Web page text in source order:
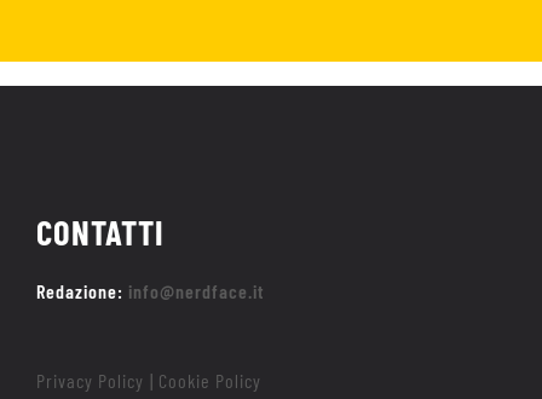
CONTATTI
Redazione: info@nerdface.it
Privacy Policy | Cookie Policy